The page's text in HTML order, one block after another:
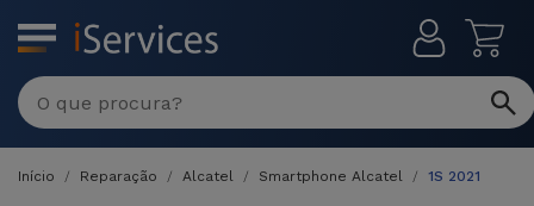
MENU
Início Reparação Alcatel Smartphone Alcatel 1S 2021